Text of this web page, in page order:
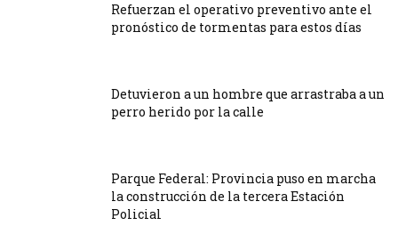
Refuerzan el operativo preventivo ante el
pronóstico de tormentas para estos días
Detuvieron a un hombre que arrastraba a un
perro herido por la calle
Parque Federal: Provincia puso en marcha
la construcción de la tercera Estación
Policial